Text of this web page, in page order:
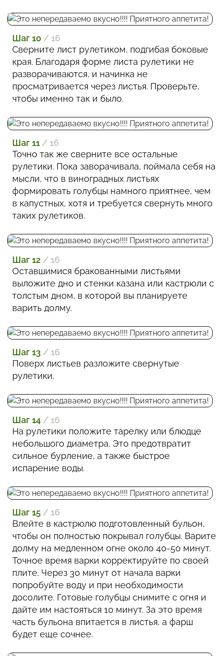
Шаг 10 / 16
Сверните лист рулетиком, подгибая боковые
края. Благодаря форме листа рулетики не
разворачиваются, и начинка не
просматривается через листья. Проверьте,
чтобы именно так и было.
Шаг 11 / 16
Точно так же сверните все остальные
рулетики. Пока заворачивала, поймала себя на
мысли, что в виноградных листьях
формировать голубцы намного приятнее, чем
в капустных, хотя и требуется свернуть много
таких рулетиков.
Шаг 12 / 16
Оставшимися бракованными листьями
выложите дно и стенки казана или кастрюли с
толстым дном, в которой вы планируете
варить долму.
Шаг 13 / 16
Поверх листьев разложите свернутые
рулетики.
Шаг 14 / 16
На рулетики положите тарелку или блюдце
небольшого диаметра. Это предотвратит
сильное бурление, а также быстрое
испарение воды.
Шаг 15 / 16
Влейте в кастрюлю подготовленный бульон,
чтобы он полностью покрывал голубцы. Варите
долму на медленном огне около 40-50 минут.
Точное время варки корректируйте по своей
плите. Через 30 минут от начала варки
попробуйте воду и при необходимости
досолите. Готовые голубцы снимите с огня и
дайте им настояться 10 минут. За это время
часть бульона впитается в листья, а фарш
будет еще сочнее.